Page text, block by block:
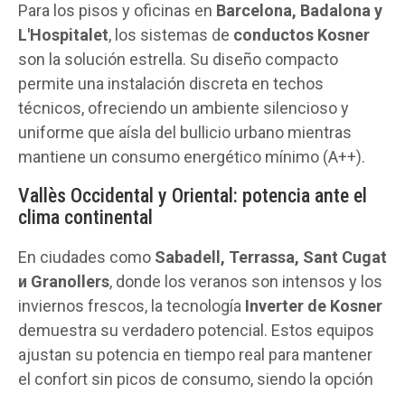
Para los pisos y oficinas en Barcelona, Badalona y
L'Hospitalet, los sistemas de conductos Kosner
son la solución estrella. Su diseño compacto
permite una instalación discreta en techos
técnicos, ofreciendo un ambiente silencioso y
uniforme que aísla del bullicio urbano mientras
mantiene un consumo energético mínimo (A++).
Vallès Occidental y Oriental: potencia ante el
clima continental
En ciudades como Sabadell, Terrassa, Sant Cugat
и Granollers, donde los veranos son intensos y los
inviernos frescos, la tecnología Inverter de Kosner
demuestra su verdadero potencial. Estos equipos
ajustan su potencia en tiempo real para mantener
el confort sin picos de consumo, siendo la opción